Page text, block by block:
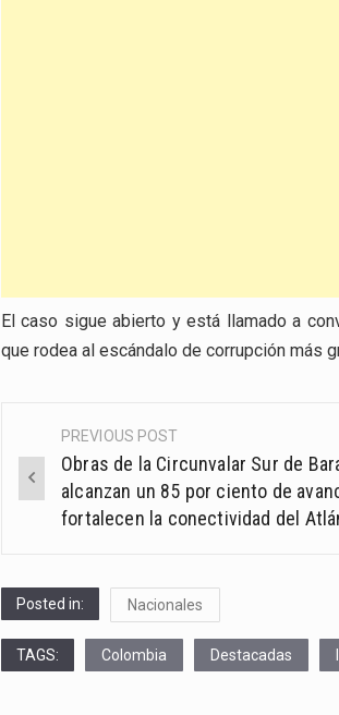
El caso sigue abierto y está llamado a
que rodea al escándalo de corrupción más
Post
navigation
PREVIOUS POST
Obras de la Circunvalar Sur de
alcanzan un 85 por ciento de
fortalecen la conectividad del
Posted in: Nacionales
TAGS: Colombia Destacadas